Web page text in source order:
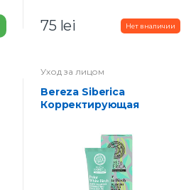
75 lei
Уход за лицом
Bereza Siberica
Корректирующая